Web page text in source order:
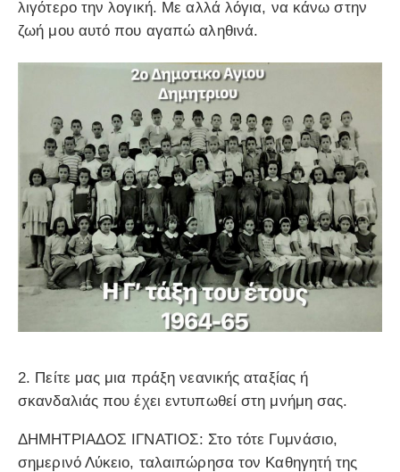
λιγότερο την λογική. Με αλλά λόγια, να κάνω στην
ζωή μου αυτό που αγαπώ αληθινά.
2. Πείτε μας μια πράξη νεανικής αταξίας ή
σκανδαλιάς που έχει εντυπωθεί στη μνήμη σας.
ΔΗΜΗΤΡΙΑΔΟΣ ΙΓΝΑΤΙΟΣ: Στο τότε Γυμνάσιο,
σημερινό Λύκειο, ταλαιπώρησα τον Καθηγητή της